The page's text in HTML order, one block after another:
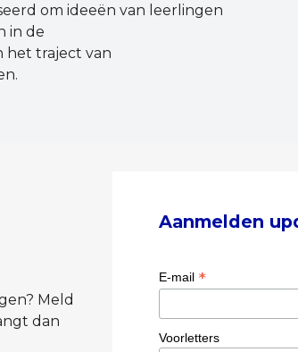
om ideeën van leerlingen
in de
het traject van
Meld
dan
Aanmelden
E-mail *
Voorletters